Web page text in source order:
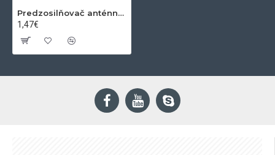
Predzosilňovač anténny 12dB SWA-1L
1,47€